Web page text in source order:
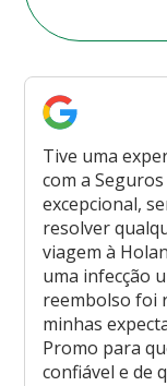
Tive uma
com a
excepcional,
resolver
viagem à
uma infecção
reembolso foi
minhas
Promo para
confiável e de